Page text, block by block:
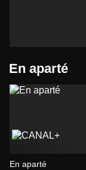
En aparté
En aparté